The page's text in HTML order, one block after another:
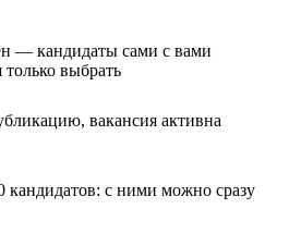
— кандидаты сами с вами
только выбрать
вакансия активна
кандидатов: с ними можно сразу